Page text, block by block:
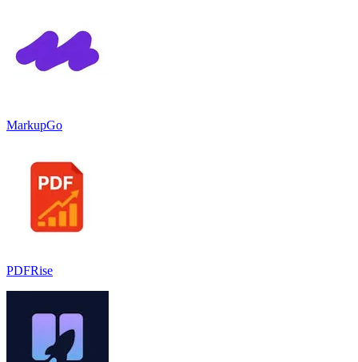
MarkupGo
PDFRise